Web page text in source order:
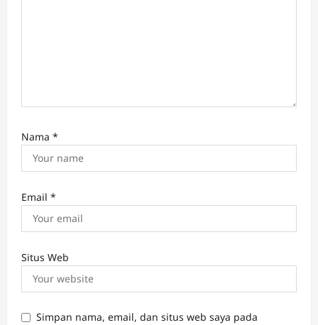
Nama *
Email *
Situs Web
Simpan nama, email, dan situs web saya pada